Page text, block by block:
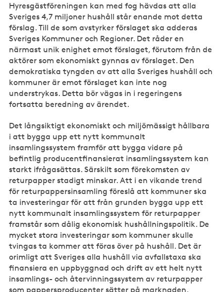
Hyresgästföreningen kan med fog hävdas att alla
Sveriges 4,7 miljoner hushåll står enande mot detta
förslag. Till de som avstyrker förslaget ska adderas
Sveriges Kommuner och Regioner. Det råder en
närmast unik enighet emot förslaget, förutom från de
aktörer som ekonomiskt gynnas av förslaget. Den
demokratiska tyngden av att alla Sveriges hushåll och
kommuner är emot förslaget kan inte nog
understrykas. Detta bör vägas in i regeringens
fortsatta beredning av ärendet.
Det långsiktigt ekonomiskt och miljömässigt hållbara
i att bygga upp ett nytt kommunalt
insamlingssystem framför att bygga vidare på
befintlig producentfinansierat insamlingssystem kan
starkt ifrågasättas. Särskilt som förekomsten av
returpapper stadigt minskar. Att i en vikande trend
för returpappersinsamling föreslå att kommuner ska
ta investeringar för att från grunden bygga upp ett
nytt kommunalt insamlingssystem för returpapper
framstår som dålig ekonomisk hushållningspolitik. De
mycket stora investeringar som kommuner skulle
tvingas ta kommer att föras över på hushåll. Det är
orimligt att Sveriges alla hushåll via avfallstaxa ska
finansiera en uppbyggnad och drift av ett helt nytt
insamlings- och återvinningssystem av returpapper
som pappersproducenter sätter på marknaden.